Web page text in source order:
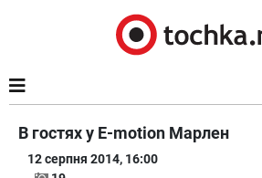
В гостях у E-motion Марлен
12 серпня 2014, 16:00